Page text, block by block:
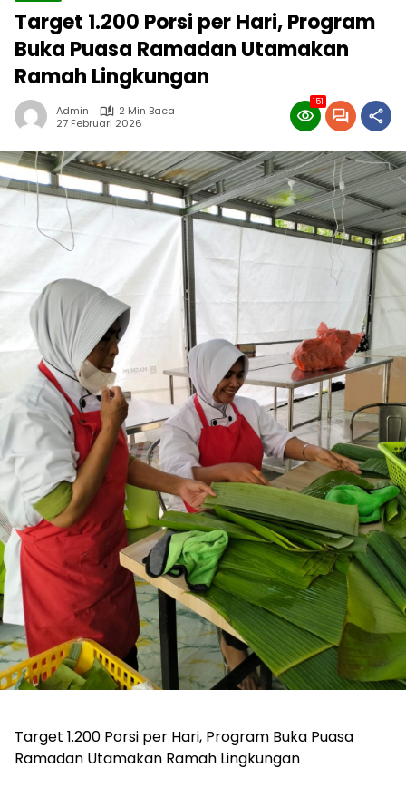
Target 1.200 Porsi per Hari, Program
Buka Puasa Ramadan Utamakan
Ramah Lingkungan
Admin
2 Min Baca
27 Februari 2026
151
Target 1.200 Porsi per Hari, Program Buka Puasa
Ramadan Utamakan Ramah Lingkungan